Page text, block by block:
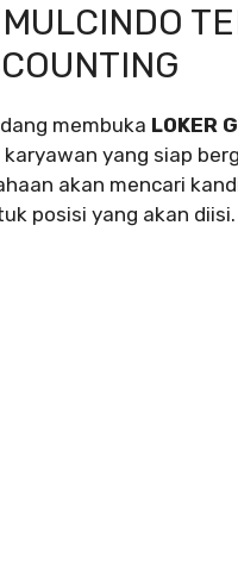
membuka LOKER
yang siap
akan mencari
posisi yang akan diisi.